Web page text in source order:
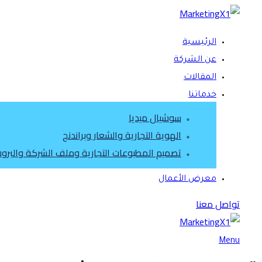
الرئيسية
عن الشركة
المقالات
خدماتنا
سوشيال ميديا
الهوية التجارية والشعار وبراندنج
تصميم المطبوعات التجارية وملف الشركة
معرض الأعمال
تواصل معنا
Menu